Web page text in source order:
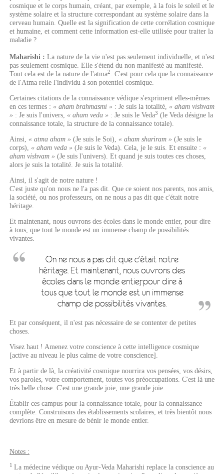
cosmique et le corps humain, créant, par exemple, à la fois le soleil et le
système solaire et la structure correspondant au système solaire dans la
cerveau humain. Quelle est la signification de cette corrélation cosmique
et humaine, et comment cette information est-elle utilisée pour traiter la
maladie ?
Maharishi : La nature de la vie n'est pas seulement individuelle, et n'est
pas seulement cosmique. Elle s'étend du non manifesté au manifesté.
Tout cela est de la nature de l'atma2
. C'est pour cela que la connaissance
de l'Atma relie l'individu à son potentiel cosmique.
Certaines citations de la connaissance védique s'expriment elles-mêmes
en ces termes : « aham brahmasmi » : Je suis la totalité, « aham vishvam
» : Je suis l'univers, « aham veda » : Je suis le Veda3 (le Veda désigne la
connaissance totale, la structure de la connaissance totale).
Ainsi, « atma aham » (Je suis le Soi), « aham shariram » (Je suis le
corps), « aham veda » (Je suis le Veda). Cela, je le suis. Et ensuite : «
aham vishvam » (Je suis l'univers). Et quand je suis toutes ces choses,
alors je suis la totalité. Je suis la totalité.
Ainsi, il s'agit de notre nature !
C'est juste qu'on nous ne l'a pas dit. Que ce soient nos parents, nos amis,
la société, ou nos professeurs, on ne nous a pas dit que c'était notre
héritage.
Et maintenant, nous ouvrons des écoles dans le monde entier, pour dire
à tous, que tout le monde est un immense champ de possibilités
vivantes.
On ne nous a pas dit que c'était notre
héritage. Et maintenant, nous ouvrons des
écoles dans le monde entier, pour dire à
tous que tout le monde est un immense
champ de possibilités vivantes.
Et par conséquent, il n'est pas nécessaire de se contenter de petites
choses.
Visez haut ! Amenez votre conscience à cette intelligence cosmique
[active au niveau le plus calme de votre conscience].
Et à partir de là, la créativité cosmique nourrira vos pensées, vos désirs,
vos paroles, votre comportement, toutes vos préoccupations. C'est là une
très belle chose. C'est une grande joie, une grande joie.
Établir ces campus pour la connaissance totale, pour la connaissance
complète. Construisons des établissements scolaires, et très bientôt nous
devrions être en mesure de bénir le monde entier.
Notes :
1 La médecine védique ou Ayur-Veda Maharishi replace la conscience au